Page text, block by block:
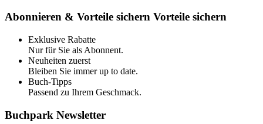
Abonnieren & Vorteile sichern Vorteile sichern
Exklusive Rabatte
Nur für Sie als Abonnent.
Neuheiten zuerst
Bleiben Sie immer up to date.
Buch-Tipps
Passend zu Ihrem Geschmack.
Buchpark Newsletter